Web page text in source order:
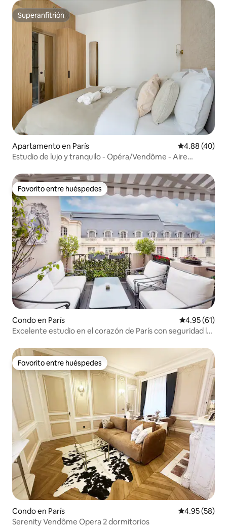
Superanfitrión
Superanfitrión
Apartamento en París Calificación
4.88 (40)
Estudio de lujo y tranquilo - Opéra/Vendôme - Aire
Favorito entre huéspedes
Favorito entre huéspedes
Condo en París Calificación
4.95 (61)
Excelente estudio en el corazón de París con seguridad las
Favorito entre huéspedes
Favorito entre huéspedes
Condo en París Calificación
4.95 (58)
Serenity Vendôme Opera 2 dormitorios